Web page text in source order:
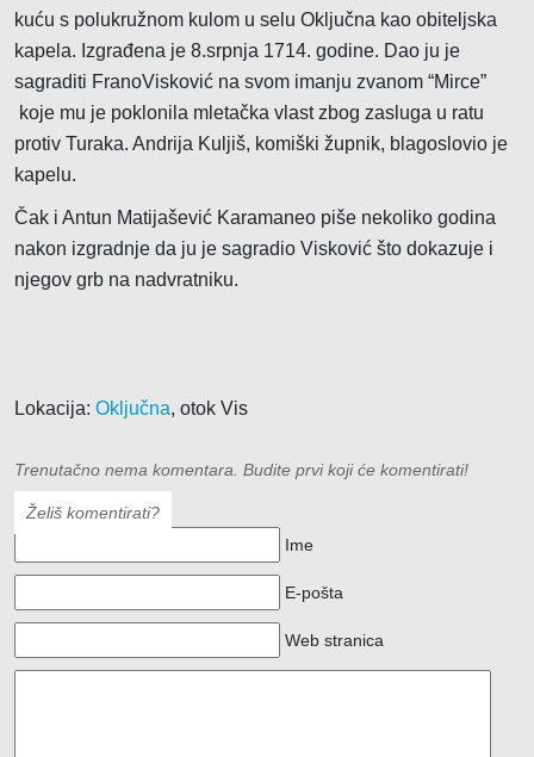
kuću s polukružnom kulom u selu Oključna kao obiteljska
kapela. Izgrađena je 8.srpnja 1714. godine. Dao ju je
sagraditi FranoVisković na svom imanju zvanom “Mirce”
koje mu je poklonila mletačka vlast zbog zasluga u ratu
protiv Turaka. Andrija Kuljiš, komiški župnik, blagoslovio je
kapelu.
Čak i Antun Matijašević Karamaneo piše nekoliko godina
nakon izgradnje da ju je sagradio Visković što dokazuje i
njegov grb na nadvratniku.
Lokacija: Oključna, otok Vis
Trenutačno nema komentara. Budite prvi koji će komentirati!
Želiš komentirati?
Ime
E-pošta
Web stranica